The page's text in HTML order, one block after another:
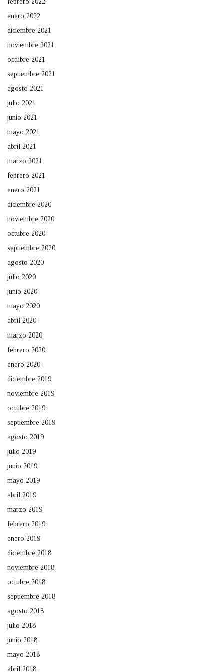
enero 2022
diciembre 2021
noviembre 2021
octubre 2021
septiembre 2021
agosto 2021
julio 2021
junio 2021
mayo 2021
abril 2021
marzo 2021
febrero 2021
enero 2021
diciembre 2020
noviembre 2020
octubre 2020
septiembre 2020
agosto 2020
julio 2020
junio 2020
mayo 2020
abril 2020
marzo 2020
febrero 2020
enero 2020
diciembre 2019
noviembre 2019
octubre 2019
septiembre 2019
agosto 2019
julio 2019
junio 2019
mayo 2019
abril 2019
marzo 2019
febrero 2019
enero 2019
diciembre 2018
noviembre 2018
octubre 2018
septiembre 2018
agosto 2018
julio 2018
junio 2018
mayo 2018
abril 2018